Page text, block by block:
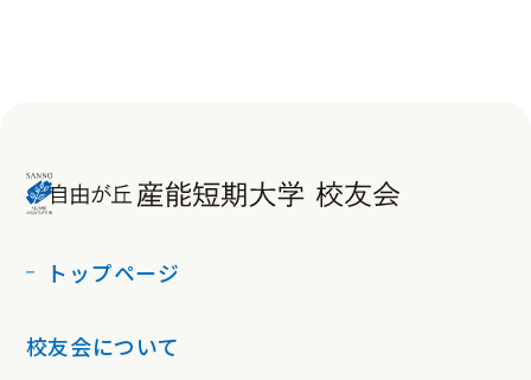
トップページ
校友会について